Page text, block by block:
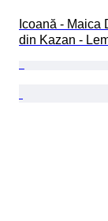
Icoană - Maica
din Kazan -